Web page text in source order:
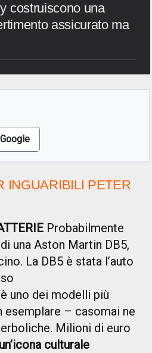
costruiscono una
assicurato ma
INGUARIBILI PETER
Probabilmente
una Aston Martin DB5,
La DB5 è stata l’auto
uno dei modelli più
– casomai ne
Milioni di euro
un’icona culturale